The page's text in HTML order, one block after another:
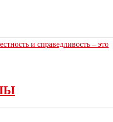
и справедливость – это